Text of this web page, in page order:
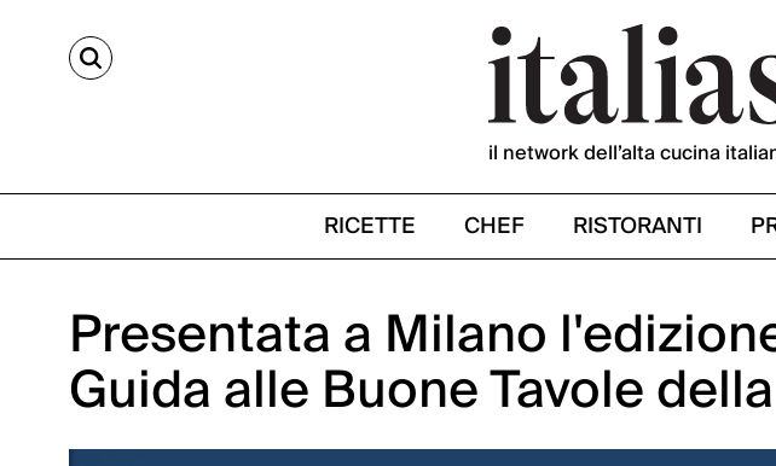
CERCA
il network dell’alta cucina
RICETTE CHEF RISTORANTI
Presentata a Milano
Guida alle Buone Tavole